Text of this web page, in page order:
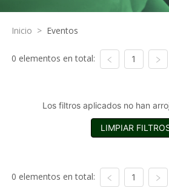
Inicio > Eventos
0 elementos en total: 1
Los filtros aplicados no han
LIMPIAR
0 elementos en total: 1